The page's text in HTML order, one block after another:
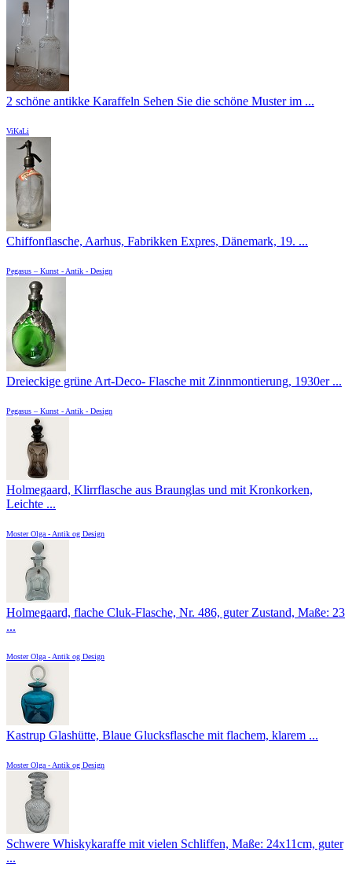
2 schöne antikke Karaffeln Sehen Sie die schöne Muster im ...
ViKaLi
Chiffonflasche, Aarhus, Fabrikken Expres, Dänemark, 19. ...
Pegasus – Kunst - Antik - Design
Dreieckige grüne Art-Deco- Flasche mit Zinnmontierung, 1930er ...
Pegasus – Kunst - Antik - Design
Holmegaard, Klirrflasche aus Braunglas und mit Kronkorken,
Leichte ...
Moster Olga - Antik og Design
Holmegaard, flache Cluk-Flasche, Nr. 486, guter Zustand, Maße: 23
...
Moster Olga - Antik og Design
Kastrup Glashütte, Blaue Glucksflasche mit flachem, klarem ...
Moster Olga - Antik og Design
Schwere Whiskykaraffe mit vielen Schliffen, Maße: 24x11cm, guter
...